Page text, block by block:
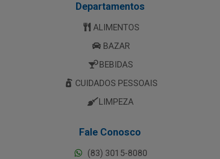
Departamentos
ALIMENTOS
BAZAR
BEBIDAS
CUIDADOS PESSOAIS
LIMPEZA
Fale Conosco
(83) 3015-8080